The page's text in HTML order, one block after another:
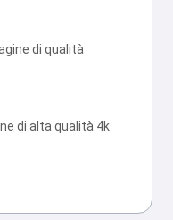
di qualità
di alta qualità 4k